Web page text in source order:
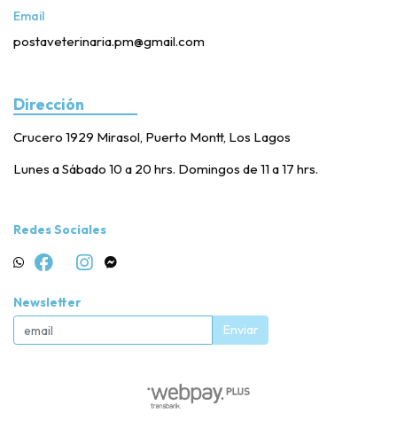
Email
postaveterinaria.pm@gmail.com
Dirección
Crucero 1929 Mirasol, Puerto Montt, Los Lagos
Lunes a Sábado 10 a 20 hrs. Domingos de 11 a 17 hrs.
Redes Sociales
Newsletter
Enviar